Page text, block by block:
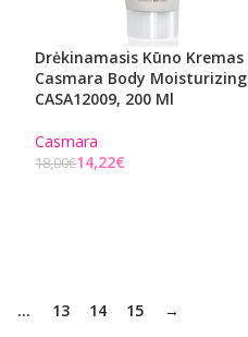
Drėkinamasis Kūno Kremas
Casmara Body Moisturizing
CASA12009, 200 Ml
Casmara
18,00€14,22€
… 13 14 15 →